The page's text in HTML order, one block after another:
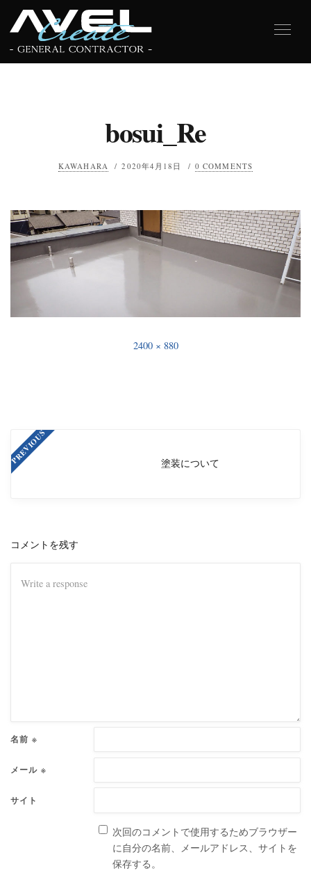
bosui_Re
KAWAHARA / 2020年4月18日 / 0 COMMENTS
2400 × 880
PREVIOUS 塗装について
コメントを残す
名前 ※
メール ※
サイト
次回のコメントで使用するためブラウザー
に自分の名前、メールアドレス、サイトを
保存する。